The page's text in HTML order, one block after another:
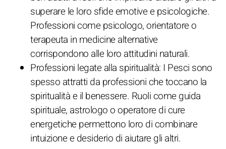
superare le loro sfide emotive e psicologiche.
Professioni come psicologo, orientatore o
terapeuta in medicine alternative
corrispondono alle loro attitudini naturali.
Professioni legate alla spiritualità: I Pesci sono
spesso attratti da professioni che toccano la
spiritualità e il benessere. Ruoli come guida
spirituale, astrologo o operatore di cure
energetiche permettono loro di combinare
intuizione e desiderio di aiutare gli altri.